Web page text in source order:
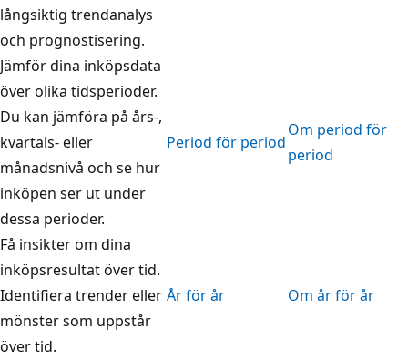
långsiktig trendanalys
och prognostisering.
Jämför dina inköpsdata
över olika tidsperioder.
Du kan jämföra på års-,
kvartals- eller
månadsnivå och se hur
inköpen ser ut under
dessa perioder.
Period för period
Om period för
period
Få insikter om dina
inköpsresultat över tid.
Identifiera trender eller
mönster som uppstår
över tid.
År för år Om år för år